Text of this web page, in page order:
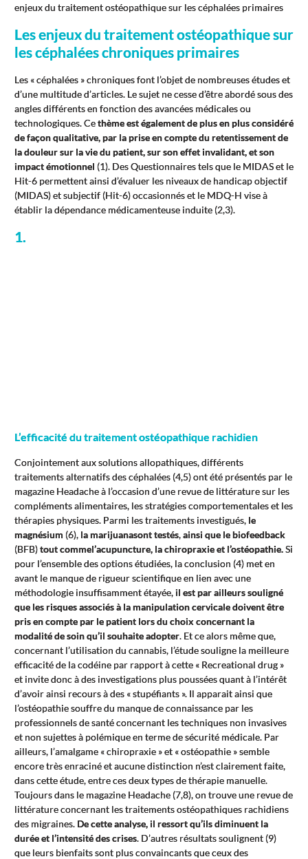
enjeux du traitement ostéopathique sur les céphalées primaires
Les enjeux du traitement ostéopathique sur
les céphalées chroniques primaires
Les « céphalées » chroniques font l’objet de nombreuses études et
d’une multitude d’articles. Le sujet ne cesse d’être abordé sous des
angles différents en fonction des avancées médicales ou
technologiques. Cethème est également de plus en plus considéré
de façon qualitative, par la prise en compte du retentissement de
la douleur sur la vie du patient, sur son effet invalidant, et son
impact émotionnel (1). Des Questionnaires tels que le MIDAS et le
Hit-6 permettent ainsi d’évaluer les niveaux de handicap objectif
(MIDAS) et subjectif (Hit-6) occasionnés et le MDQ-H vise à
établir la dépendance médicamenteuse induite (2,3).
1.
L’efficacité du traitement ostéopathique rachidien
Conjointement aux solutions allopathiques, différents
traitements alternatifs des céphalées (4,5) ont été présentés par le
magazine Headache à l’occasion d’une revue de littérature sur les
compléments alimentaires, les stratégies comportementales et les
thérapies physiques. Parmi les traitements investigués, le
magnésium (6), la marijuanasont testés,ainsi que le biofeedback
(BFB)tout commel’acupuncture, la chiropraxie et l’ostéopathie.Si
pour l’ensemble des options étudiées, la conclusion (4) met en
avant le manque de rigueur scientifique en lien avec une
méthodologie insuffisamment étayée,il est par ailleurs souligné
que les risques associés à la manipulation cervicale doivent être
pris en compte par le patient lors du choix concernant la
modalité de soin qu’il souhaite adopter. Et ce alors même que,
concernant l’utilisation du cannabis, l’étude souligne la meilleure
efficacité de la codéine par rapport à cette « Recreational drug »
et invite donc à des investigations plus poussées quant à l’intérêt
d’avoir ainsi recours à des « stupéfiants ». Il apparait ainsi que
l’ostéopathie souffre du manque de connaissance par les
professionnels de santé concernant les techniques non invasives
et non sujettes à polémique en terme de sécurité médicale. Par
ailleurs, l’amalgame « chiropraxie » et « ostéopathie » semble
encore très enraciné et aucune distinction n’est clairement faite,
dans cette étude, entre ces deux types de thérapie manuelle.
Toujours dans le magazine Headache (7,8), on trouve une revue de
littérature concernant les traitements ostéopathiques rachidiens
des migraines. De cette analyse, il ressort qu’ils diminuent la
durée et l’intensité des crises. D’autres résultats soulignent (9)
que leurs bienfaits sont plus convaincants que ceux des